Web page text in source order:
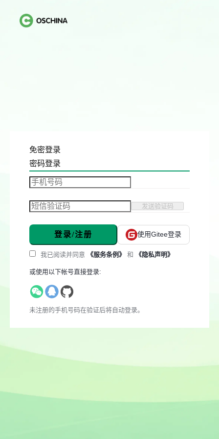
免密登录
密码登录
发送验证码
登录/注册 使用Gitee登录
我已阅读并同意 《服务条例》 和 《隐私声明》
或使用以下帐号直接登录:
未注册的手机号码在验证后将自动登录。